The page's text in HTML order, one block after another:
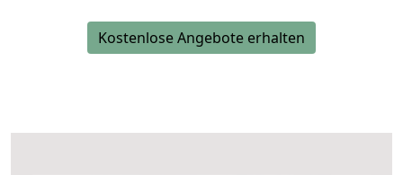
Kostenlose Angebote erhalten